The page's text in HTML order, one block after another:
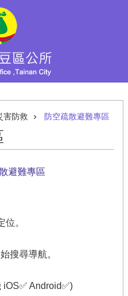
害防救 防空疏散避難專區
避難專區
。
搜尋導航。
Android✅)